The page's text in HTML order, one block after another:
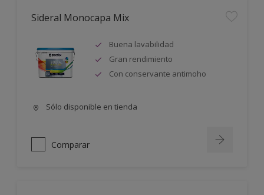
Sideral Monocapa Mix
Buena lavabilidad
Gran rendimiento
Con conservante antimoho
Sólo disponible en tienda
Comparar